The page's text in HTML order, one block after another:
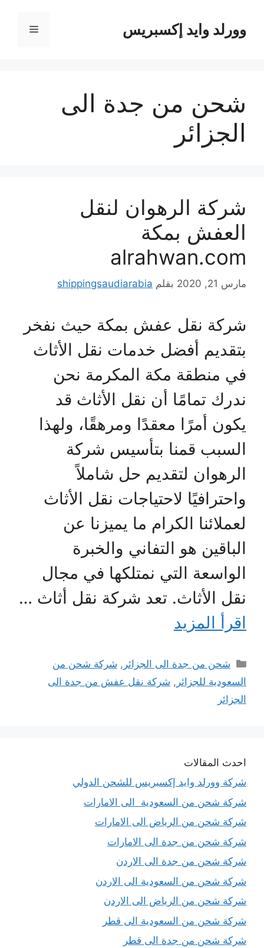
المحتوىوورلد وايد إكسبريس القائمة
شحن من جدة الى
الجزائر
شركة الرهوان لنقل
العفش بمكة
alrahwan.com
مارس 21, 2020 بقلم shippingsaudiarabia
شركة نقل عفش بمكة حيث نفخر
بتقديم أفضل خدمات نقل الأثاث
في منطقة مكة المكرمة نحن
ندرك تمامًا أن نقل الأثاث قد
يكون أمرًا معقدًا ومرهقًا، ولهذا
السبب قمنا بتأسيس شركة
الرهوان لتقديم حل شاملاً
واحترافيًا لاحتياجات نقل الأثاث
لعملائنا الكرام ما يميزنا عن
الباقين هو التفاني والخبرة
الواسعة التي نمتلكها في مجال
نقل الأثاث. تعد شركة نقل أثاث …
اقرأ المزيد
التصنيفات
شحن من جدة الى الجزائر , شركة شحن من
السعودية للجزائر , شركة نقل عفش من جدة الى
الجزائر
احدث المقالات
شركة وورلد وايد إكسبريس للشحن الدولي
شركة شحن من السعودية الى الامارات
شركة شحن من الرياض الى الامارات
شركة شحن من جدة الى الامارات
شركة شحن من جدة الى الاردن
شركة شحن من السعودية الى الاردن
شركة شحن من الرياض الى الاردن
شركة شحن من السعودية الى قطر
شركة شحن من جدة الى قطر